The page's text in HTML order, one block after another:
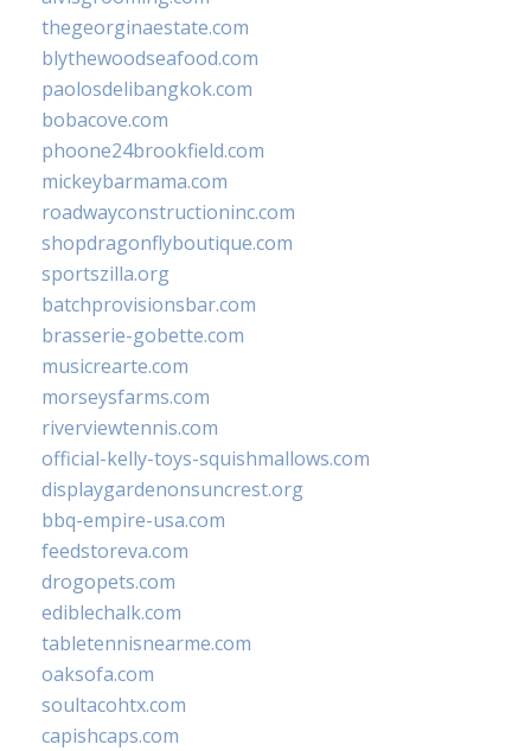
thegeorginaestate.com
blythewoodseafood.com
paolosdelibangkok.com
bobacove.com
phoone24brookfield.com
mickeybarmama.com
roadwayconstructioninc.com
shopdragonflyboutique.com
sportszilla.org
batchprovisionsbar.com
brasserie-gobette.com
musicrearte.com
morseysfarms.com
riverviewtennis.com
official-kelly-toys-squishmallows.com
displaygardenonsuncrest.org
bbq-empire-usa.com
feedstoreva.com
drogopets.com
ediblechalk.com
tabletennisnearme.com
oaksofa.com
soultacohtx.com
capishcaps.com